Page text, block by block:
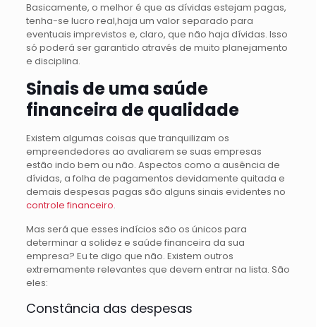
Basicamente, o melhor é que as dívidas estejam pagas,
tenha-se lucro real,haja um valor separado para
eventuais imprevistos e, claro, que não haja dívidas. Isso
só poderá ser garantido através de muito planejamento
e disciplina.
Sinais de uma saúde
financeira de qualidade
Existem algumas coisas que tranquilizam os
empreendedores ao avaliarem se suas empresas
estão indo bem ou não. Aspectos como a ausência de
dívidas, a folha de pagamentos devidamente quitada e
demais despesas pagas são alguns sinais evidentes no
controle financeiro.
Mas será que esses indícios são os únicos para
determinar a solidez e saúde financeira da sua
empresa? Eu te digo que não. Existem outros
extremamente relevantes que devem entrar na lista. São
eles:
Constância das despesas